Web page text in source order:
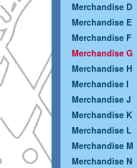
Merchandise D
Merchandise E
Merchandise F
Merchandise G
Merchandise H
Merchandise I
Merchandise J
Merchandise K
Merchandise L
Merchandise M
Merchandise N